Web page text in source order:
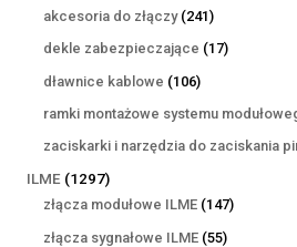
produktów
akcesoria do złączy 241241
produktów
dekle zabezpieczające 1717
dławnice kablowe 106106
produktów
ramki montażowe systemu
zaciskarki i narzędzia do zaciskania
ILME 12971297
produktów
złącza modułowe ILME 147147
złącza sygnałowe ILME 5555